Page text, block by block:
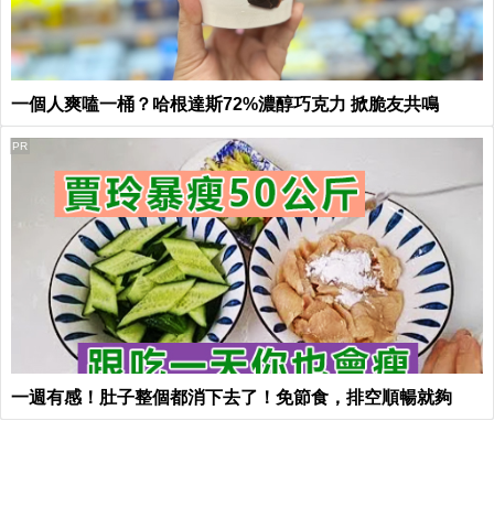
一個人爽嗑一桶？哈根達斯72%濃醇巧克力 掀脆友共鳴
一週有感！肚子整個都消下去了！免節食，排空順暢就夠
PR